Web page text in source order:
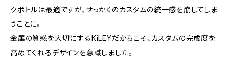
クボトルは最適ですが、せっかくのカスタムの統一感を崩してしま
うことに。
金属の質感を大切にするKiLEYだからこそ、カスタムの完成度を
高めてくれるデザインを意識しました。